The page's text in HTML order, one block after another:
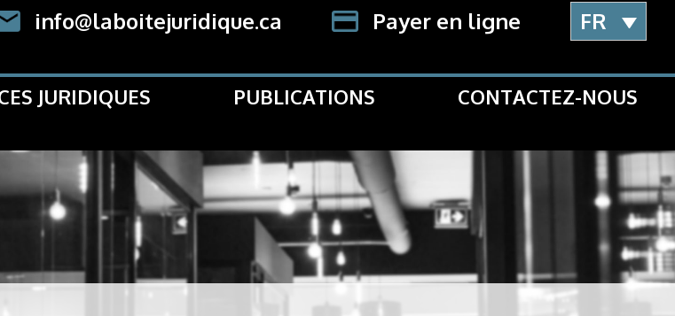
info@laboitejuridique.ca Payer en ligne FR
JURIDIQUES PUBLICATIONS CONTACTEZ-NOUS